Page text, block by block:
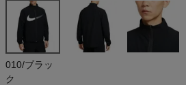
タイル ジャケ
ット NIKE Dri
-FIT Form V
ersatile Jac
ket アウトレ
ット セール
(税込)
On
010/ブラッ
ク